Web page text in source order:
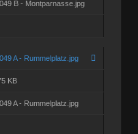
B - Montparnasse.jpg
A - Rummelplatz.jpg
KB
A - Rummelplatz.jpg